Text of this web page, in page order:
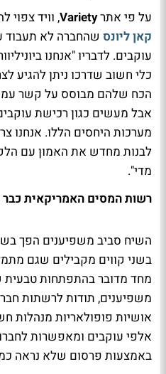
על פי אתרVariety, וויד צפוי
קאן ליונס שהחברה לא תעבוד
עוקבים. לדבריו "אנחנו
כלי חשוב שדרכו ניתן להגיע
הכח שלהם מבוסס על קשר
אבל מעשים כגון רכישת
מערכות היחסים הללו. אנחנו
לבנות מחדש את האמון עם
מדי".
רשות המסים האמריקאית כבר
השיח סביב משפיענים הפך
בשני קווים מקבילים שגם
מחד מדובר בהתפתחות
משפיענים, תודות לרשתות
אושיות פופולאריות מנהלות
אלפי עוקבים ומאפשרות
באמצעות פרסום שלא נראה